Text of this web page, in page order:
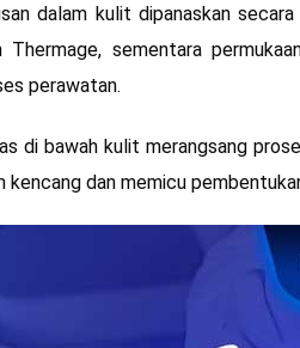
dalam kulit dipanaskan
Thermage, sementara
perawatan.
di bawah kulit merangsang
kencang dan memicu